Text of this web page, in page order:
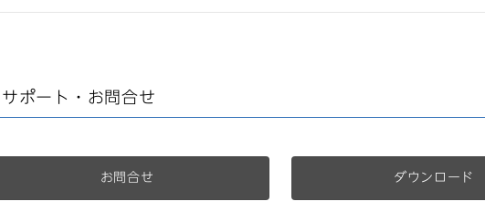
サポート・お問合せ
お問合せ ダウンロード